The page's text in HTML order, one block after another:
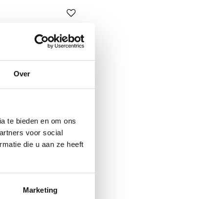
Over
te bieden en om ons
voor social
die u aan ze heeft
Marketing
/ schoudertas dames